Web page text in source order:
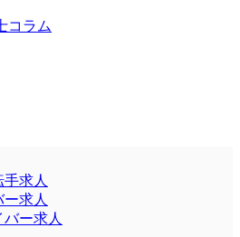
コラム
求人
求人
ー求人